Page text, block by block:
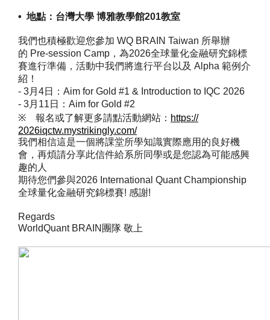
•  地點：台灣大學 博雅教學館201教室
我們也積極歡迎您參加 WQ BRAIN Taiwan 所舉辦
的 Pre-session Camp，為2026全球量化金融研究錦標
賽進行準備， 活動中我們將進行平台以及 Alpha 範例介
紹！
- 3月4日：Aim for Gold #1 & Introduction to IQC 2026
- 3月11日：Aim for Gold #2
※ 報名或了解更多請點活動網站： https://
2026iqctw.mystrikingly.com/
我們相信這是一個將課堂所學知識實際應用的良好機
會， 再煩請分享此信件給系所同學或是您認為可能感興
趣的人
期待您們參與2026 International Quant Championship
全球量化金融研究錦標賽! 感謝!
Regards
WorldQuant BRAIN團隊 敬上